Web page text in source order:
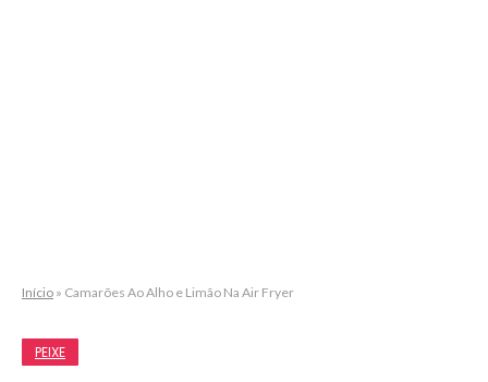
Início » Camarões Ao Alho e Limão Na Air Fryer
PEIXE